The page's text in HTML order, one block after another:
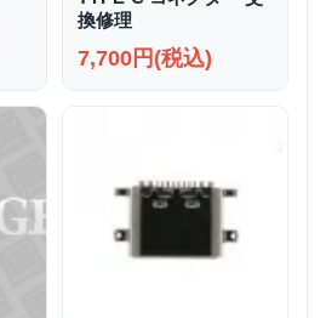
換修理
7,700円(税込)